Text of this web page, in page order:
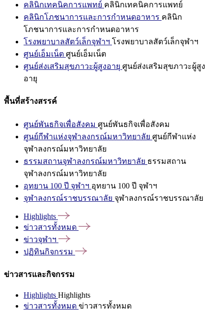
คลินิกเทคนิคการแพทย์ คลินิกเทคนิคการแพทย์
คลินิกโภชนาการและการกำหนดอาหาร คลินิก
โภชนาการและการกำหนดอาหาร
โรงพยาบาลสัตว์เล็กจุฬาฯ โรงพยาบาลสัตว์เล็กจุฬาฯ
ศูนย์เอ็มเน็ต ศูนย์เอ็มเน็ต
ศูนย์ส่งเสริมสุขภาวะผู้สูงอายุ ศูนย์ส่งเสริมสุขภาวะผู้สูง
อายุ
พื้นที่สร้างสรรค์
ศูนย์พันธกิจเพื่อสังคม ศูนย์พันธกิจเพื่อสังคม
ศูนย์กีฬาแห่งจุฬาลงกรณ์มหาวิทยาลัย ศูนย์กีฬาแห่ง
จุฬาลงกรณ์มหาวิทยาลัย
ธรรมสถานจุฬาลงกรณ์มหาวิทยาลัย ธรรมสถาน
จุฬาลงกรณ์มหาวิทยาลัย
อุทยาน 100 ปี จุฬาฯ อุทยาน 100 ปี จุฬาฯ
จุฬาลงกรณ์ราชบรรณาลัย จุฬาลงกรณ์ราชบรรณาลัย
Highlights
ข่าวสารทั้งหมด
ข่าวจุฬาฯ
ปฏิทินกิจกรรม
ข่าวสารและกิจกรรม
Highlights Highlights
ข่าวสารทั้งหมด ข่าวสารทั้งหมด